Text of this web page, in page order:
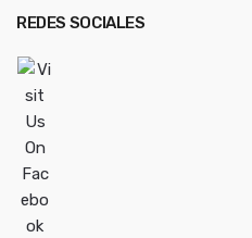
REDES SOCIALES